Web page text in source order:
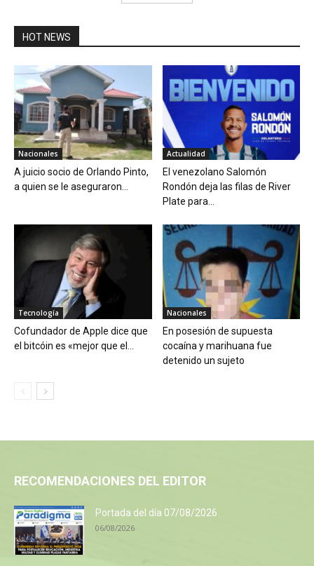
HOT NEWS
Nacionales
A juicio socio de Orlando Pinto,
a quien se le aseguraron...
Actualidad
El venezolano Salomón
Rondón deja las filas de River
Plate para...
Tecnología
Cofundador de Apple dice que
el bitcóin es «mejor que el...
Nacionales
En posesión de supuesta
cocaína y marihuana fue
detenido un sujeto
RECOMENDACIONES DEL EDITOR
Portada del día 07/08/2026
06/08/2026